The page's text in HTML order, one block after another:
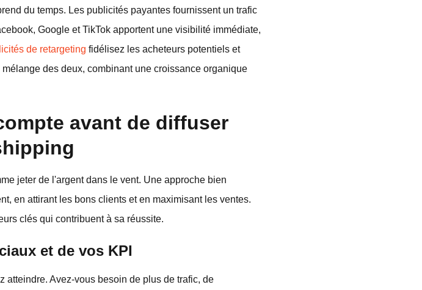
du temps. Les publicités payantes fournissent un trafic
Google et TikTok apportent une visibilité immédiate,
de retargeting fidélisez les acheteurs potentiels et
des deux, combinant une croissance organique
avant de diffuser
jeter de l'argent dans le vent. Une approche bien
en attirant les bons clients et en maximisant les ventes.
clés qui contribuent à sa réussite.
et de vos KPI
Avez-vous besoin de plus de trafic, de